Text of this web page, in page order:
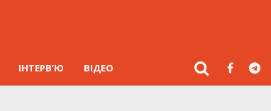
ІНТЕРВ’Ю ВІДЕО